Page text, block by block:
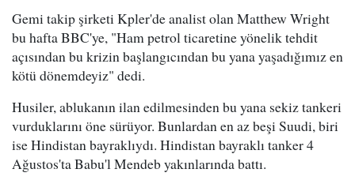
Gemi takip şirketi Kpler'de analist olan Matthew Wright
bu hafta BBC'ye, "Ham petrol ticaretine yönelik tehdit
açısından bu krizin başlangıcından bu yana yaşadığımız en
kötü dönemdeyiz" dedi.
Husiler, ablukanın ilan edilmesinden bu yana sekiz tankeri
vurduklarını öne sürüyor. Bunlardan en az beşi Suudi, biri
ise Hindistan bayraklıydı. Hindistan bayraklı tanker 4
Ağustos'ta Babu'l Mendeb yakınlarında battı.